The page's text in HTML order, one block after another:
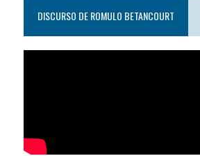
DISCURSO DE ROMULO BETANCOURT